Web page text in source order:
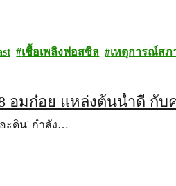
เชื้อเพลิงฟอสซิล เหตุการณ์สภ
อมก๋อย แหล่งต้นน้ำดี กับ
ะดิน' กำลัง…